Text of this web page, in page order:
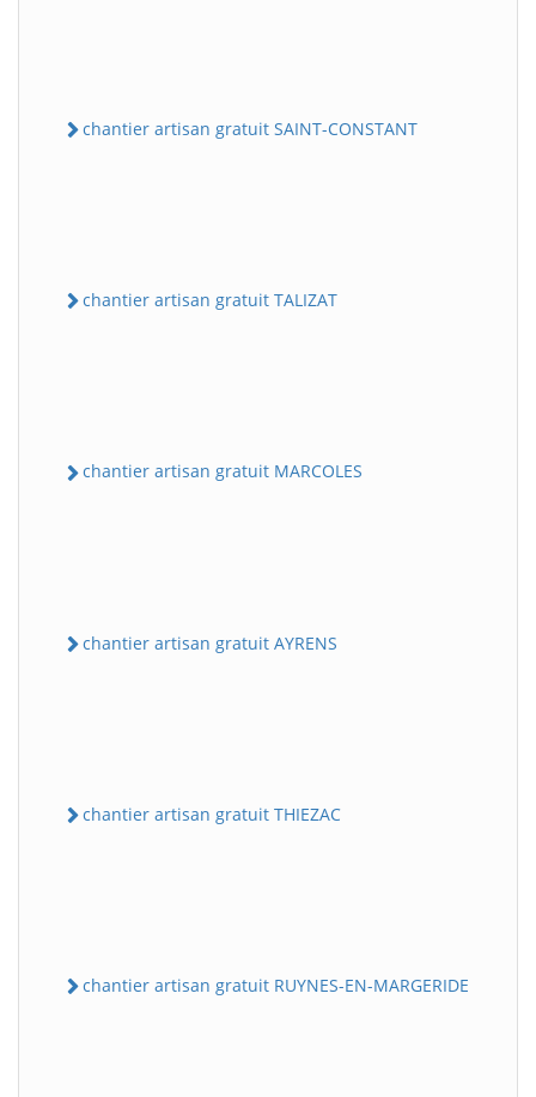
chantier artisan gratuit SAINT-CONSTANT
chantier artisan gratuit TALIZAT
chantier artisan gratuit MARCOLES
chantier artisan gratuit AYRENS
chantier artisan gratuit THIEZAC
chantier artisan gratuit RUYNES-EN-MARGERIDE